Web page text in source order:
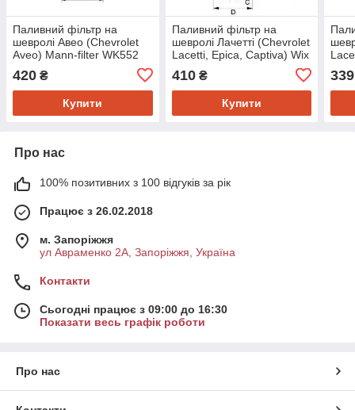
Паливний фільтр на
шевролі Авео (Chevrolet
Aveo) Mann-filter WK552
420 ₴
Купити
Паливний фільтр на
шевролі Лачетті (Chevrolet
Lacetti, Epica, Captiva) Wix
410₴
Купити
339
Про нас
100% позитивних з 100 відгуків за рік
Працює з 26.02.2018
м. Запоріжжя
ул Авраменко 2А, Запоріжжя, Україна
Контакти
Сьогодні працює з 09:00 до 16:30
Показати весь графік роботи
Про нас